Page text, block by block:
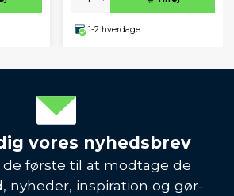
1-2 hverdage
vores nyhedsbrev
første til at modtage de
nyheder, inspiration og gør-